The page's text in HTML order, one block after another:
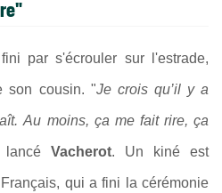
par s'écrouler sur l'estrade,
son cousin. "Je crois qu’il y a
Au moins, ça me fait rire, ça
Vacherot. Un kiné est
qui a fini la cérémonie